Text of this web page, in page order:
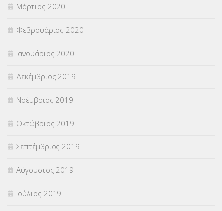
Μάρτιος 2020
Φεβρουάριος 2020
Ιανουάριος 2020
Δεκέμβριος 2019
Νοέμβριος 2019
Οκτώβριος 2019
Σεπτέμβριος 2019
Αύγουστος 2019
Ιούλιος 2019